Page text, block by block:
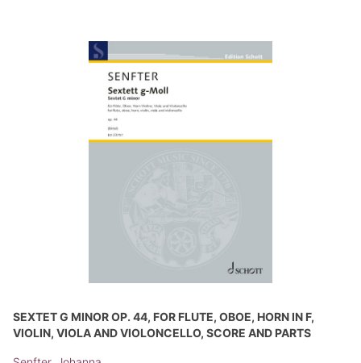
SEXTET G MINOR OP. 44, FOR FLUTE, OBOE, HORN IN F,
VIOLIN, VIOLA AND VIOLONCELLO, SCORE AND PARTS